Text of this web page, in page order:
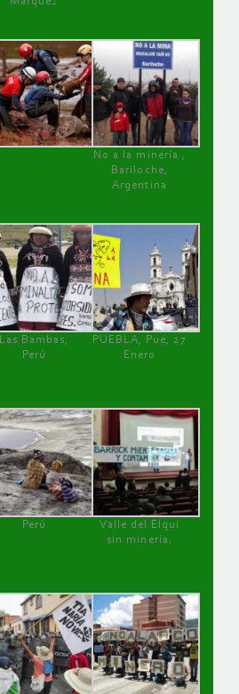
No a la minería ,
Bariloche,
Argentina
Las Bambas,
Perú
PUEBLA, Pue, 27
Enero
Perú
Valle del Elqui
sin minería.